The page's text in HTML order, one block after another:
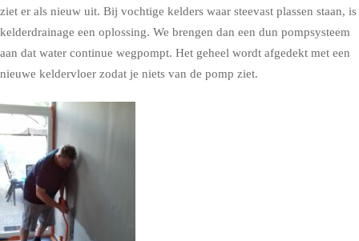
ziet er als nieuw uit. Bij vochtige kelders waar steevast plassen staan, is
kelderdrainage een oplossing. We brengen dan een dun pompsysteem
aan dat water continue wegpompt. Het geheel wordt afgedekt met een
nieuwe keldervloer zodat je niets van de pomp ziet.